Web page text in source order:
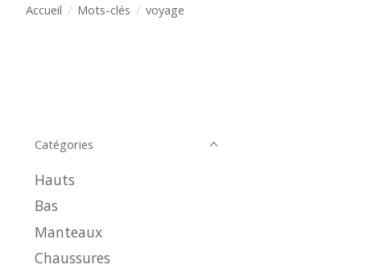
Accueil / Mots-clés / voyage
Catégories
Hauts
Bas
Manteaux
Chaussures